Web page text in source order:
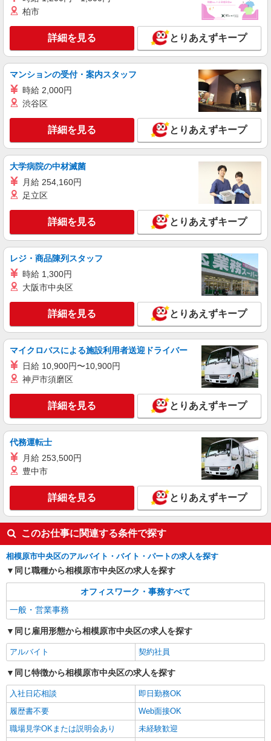
柏市
詳細を見る とりあえずキープ
マンションの受付・案内スタッフ
時給 2,000円
渋谷区
詳細を見る とりあえずキープ
大学病院の中材滅菌
月給 254,160円
足立区
詳細を見る とりあえずキープ
レジ・商品陳列スタッフ
時給 1,300円
大阪市中央区
詳細を見る とりあえずキープ
マイクロバスによる施設利用者送迎ドライバー
日給 10,900円〜10,900円
神戸市須磨区
詳細を見る とりあえずキープ
代務運転士
月給 253,500円
豊中市
詳細を見る とりあえずキープ
このお仕事に関連する条件で探す
相模原市中央区のアルバイト・バイト・パートの求人を探す
同じ職種から相模原市中央区の求人を探す
オフィスワーク・事務すべて
一般・営業事務
同じ雇用形態から相模原市中央区の求人を探す
アルバイト 契約社員
同じ特徴から相模原市中央区の求人を探す
入社日応相談
即日勤務OK
履歴書不要
Web面接OK
職場見学OKまたは説明会あり
未経験歓迎